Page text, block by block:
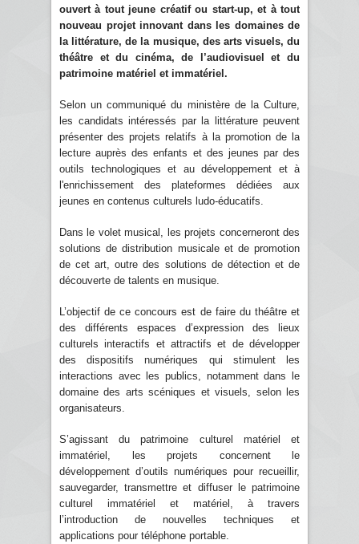
ouvert à tout jeune créatif ou start-up, et à tout
nouveau projet innovant dans les domaines de
la littérature, de la musique, des arts visuels, du
théâtre et du cinéma, de l’audiovisuel et du
patrimoine matériel et immatériel.
Selon un communiqué du ministère de la Culture,
les candidats intéressés par la littérature peuvent
présenter des projets relatifs à la promotion de la
lecture auprès des enfants et des jeunes par des
outils technologiques et au développement et à
l'enrichissement des plateformes dédiées aux
jeunes en contenus culturels ludo-éducatifs.
Dans le volet musical, les projets concerneront des
solutions de distribution musicale et de promotion
de cet art, outre des solutions de détection et de
découverte de talents en musique.
L’objectif de ce concours est de faire du théâtre et
des différents espaces d’expression des lieux
culturels interactifs et attractifs et de développer
des dispositifs numériques qui stimulent les
interactions avec les publics, notamment dans le
domaine des arts scéniques et visuels, selon les
organisateurs.
S’agissant du patrimoine culturel matériel et
immatériel, les projets concernent le
développement d’outils numériques pour recueillir,
sauvegarder, transmettre et diffuser le patrimoine
culturel immatériel et matériel, à travers
l’introduction de nouvelles techniques et
applications pour téléphone portable.